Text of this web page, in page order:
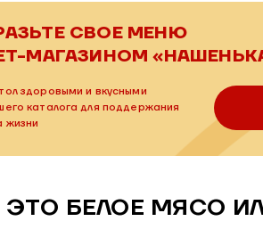
СВОЕ МЕНЮ
МАГАЗИНОМ
здоровыми и вкусными
каталога для поддержания
жизни
ЭТО БЕЛОЕ МЯСО